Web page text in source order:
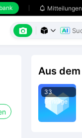
 Mitteilungen
  
Aus
33
Beiträge